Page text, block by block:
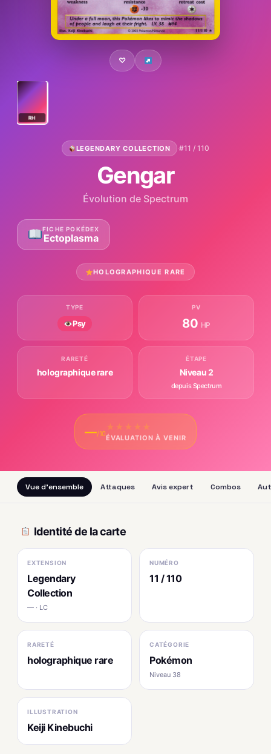
♡
RH
LEGENDARY COLLECTION ·#11 / 110
Gengar
Évolution de Spectrum
FICHE POKÉDEX
Ectoplasma
HOLOGRAPHIQUE RARE
TYPE
Psy
PV
80 HP
RARETÉ
holographique rare
ÉTAPE
Niveau 2
depuis Spectrum
—/10
★ ★ ★ ★ ★
ÉVALUATION À VENIR
Vue d'ensemble Attaques Avis expert Combos
Identité de la carte
EXTENSION
Legendary
Collection
— · LC
NUMÉRO
11 / 110
RARETÉ
holographique rare
CATÉGORIE
Pokémon
Niveau 38
ILLUSTRATION
Keiji Kinebuchi